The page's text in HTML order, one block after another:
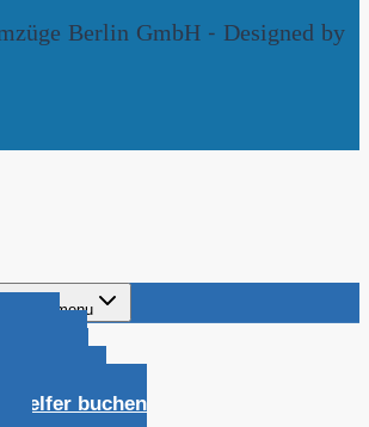
Berlin GmbH - Designed by
child menu
buchen